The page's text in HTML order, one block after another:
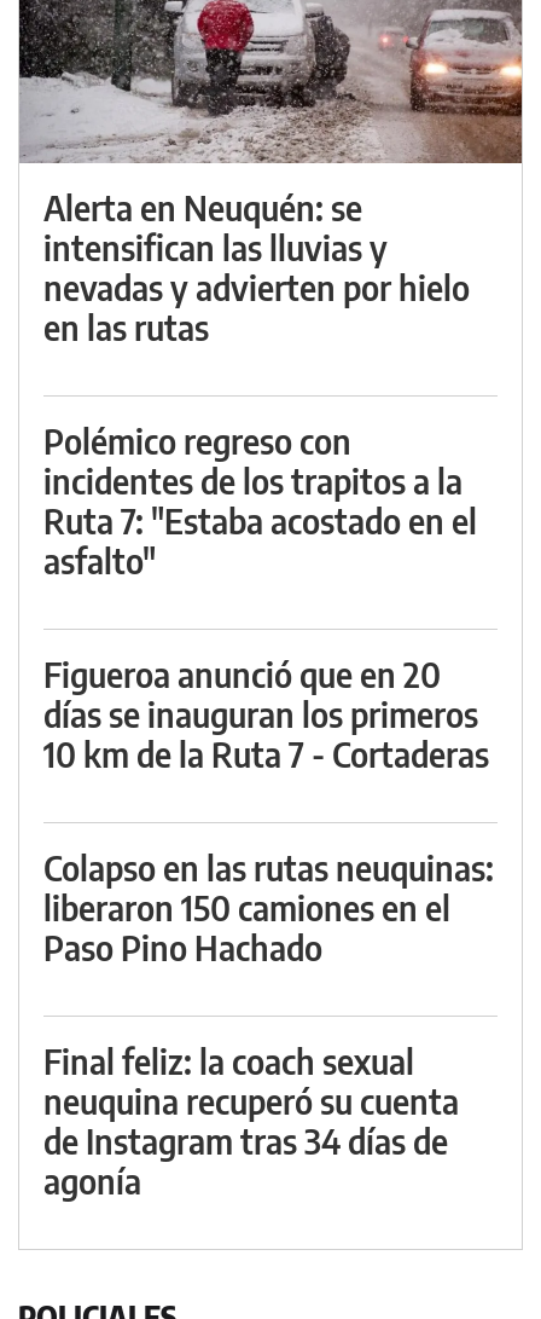
Alerta en Neuquén: se
intensifican las lluvias y
nevadas y advierten por hielo
en las rutas
Polémico regreso con
incidentes de los trapitos a la
Ruta 7: "Estaba acostado en el
asfalto"
Figueroa anunció que en 20
días se inauguran los primeros
10 km de la Ruta 7 - Cortaderas
Colapso en las rutas neuquinas:
liberaron 150 camiones en el
Paso Pino Hachado
Final feliz: la coach sexual
neuquina recuperó su cuenta
de Instagram tras 34 días de
agonía